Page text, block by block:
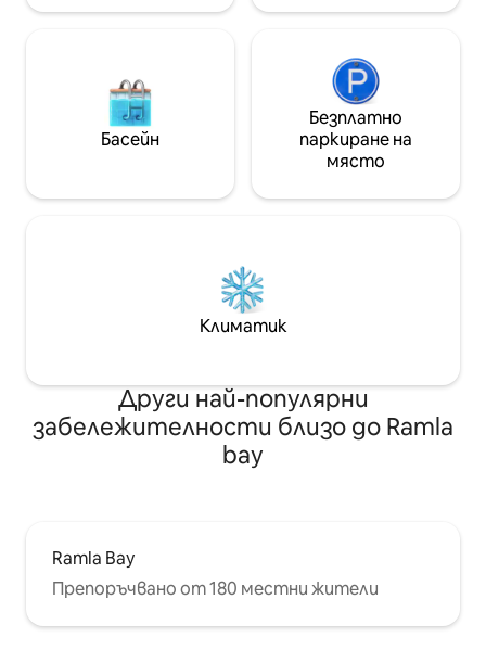
Басейн
Безплатно
паркиране на
място
Климатик
Други най-популярни
забележителности близо до Ramla
bay
Ramla Bay
Препоръчвано от 180 местни жители